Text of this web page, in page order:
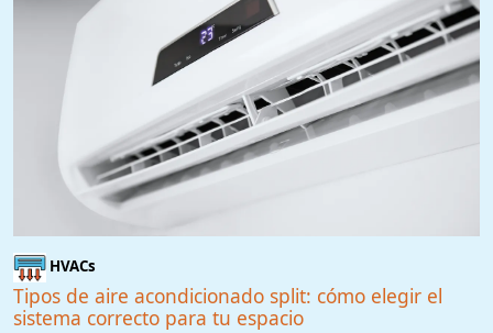
HVACs
Tipos de aire acondicionado split: cómo elegir el
sistema correcto para tu espacio